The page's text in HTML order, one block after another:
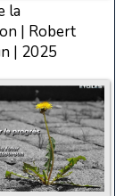
la
| Robert
| 2025